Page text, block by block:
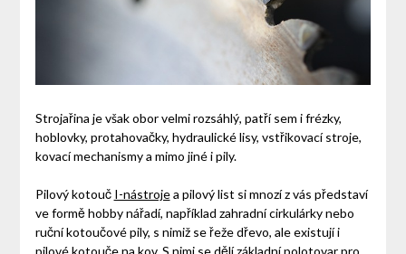
Strojařina je však obor velmi rozsáhlý, patří sem i frézky,
hoblovky, protahovačky, hydraulické lisy, vstřikovací stroje,
kovací mechanismy a mimo jiné i pily.
Pilový kotouč I-nástrojea pilový list si mnozí z vás představí
ve formě hobby nářadí, například zahradní cirkulárky nebo
ruční kotoučové pily, s nimiž se řeže dřevo, ale existují i